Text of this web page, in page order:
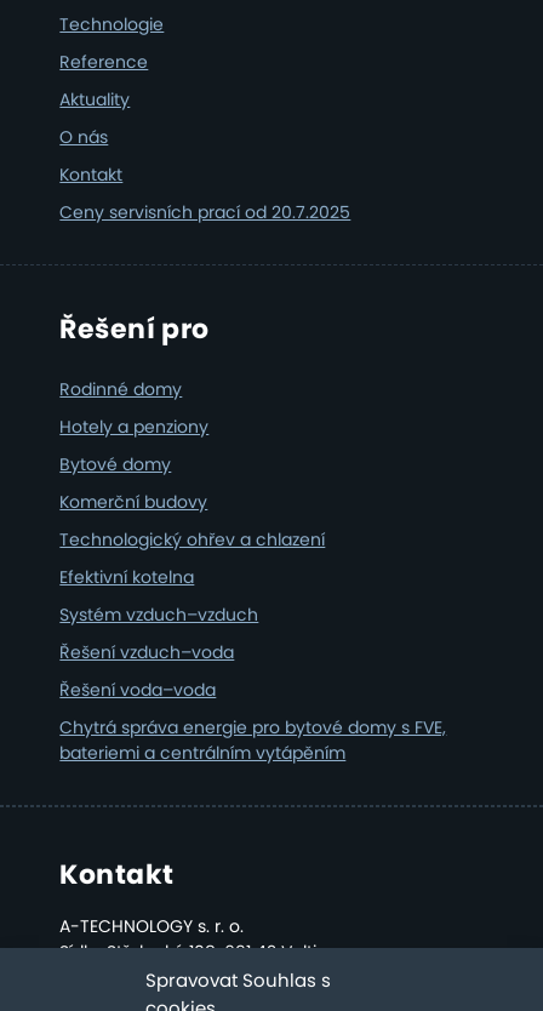
Spravovat Souhlas s
Technologie
Reference
Aktuality
O nás
Kontakt
Ceny servisních prací od 20.7.2025
Řešení pro
Rodinné domy
Hotely a penziony
Bytové domy
Komerční budovy
Technologický ohřev a chlazení
Efektivní kotelna
Systém vzduch–vzduch
Řešení vzduch–voda
Řešení voda–voda
Chytrá správa energie pro bytové domy s FVE,
bateriemi a centrálním vytápěním
Kontakt
A-TECHNOLOGY s. r. o.
Sídlo: Střelecká 108, 691 42 Valtice
Kancelář a sklad: Bratislavská 2808, Břeclav